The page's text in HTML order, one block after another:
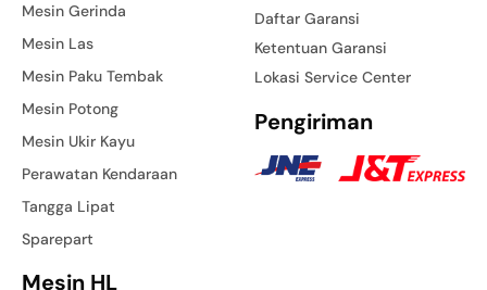
Mesin Gerinda
Mesin Las
Mesin Paku Tembak
Mesin Potong
Mesin Ukir Kayu
Perawatan Kendaraan
Tangga Lipat
Sparepart
Daftar Garansi
Ketentuan Garansi
Lokasi Service Center
Pengiriman
Mesin HL